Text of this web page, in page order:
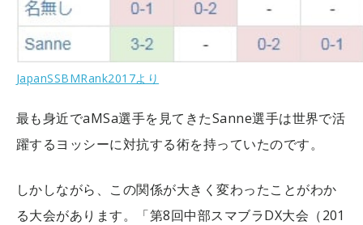
JapanSSBMRank2017より
最も身近でaMSa選手を見てきたSanne選手は世界で活
躍するヨッシーに対抗する術を持っていたのです。
しかしながら、この関係が大きく変わったことがわか
る大会があります。「第8回中部スマブラDX大会（201